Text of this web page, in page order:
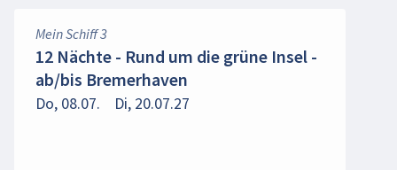
Mein Schiff 3
12 Nächte - Rund um die grüne Insel -
ab/bis Bremerhaven
Do, 08.07. Di, 20.07.27